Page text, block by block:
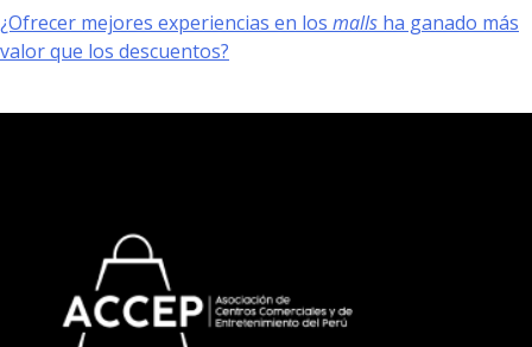
¿Ofrecer mejores experiencias en los malls ha ganado más
valor que los descuentos?